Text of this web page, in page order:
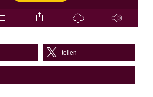
teilen